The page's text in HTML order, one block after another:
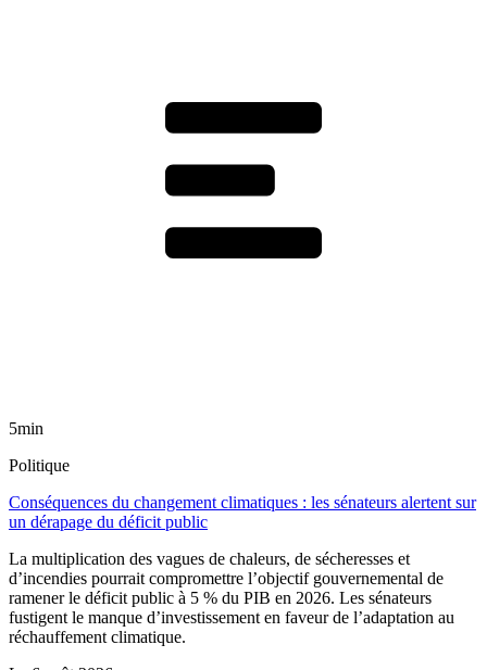
5min
Politique
Conséquences du changement climatiques : les sénateurs alertent sur
un dérapage du déficit public
La multiplication des vagues de chaleurs, de sécheresses et
d’incendies pourrait compromettre l’objectif gouvernemental de
ramener le déficit public à 5 % du PIB en 2026. Les sénateurs
fustigent le manque d’investissement en faveur de l’adaptation au
réchauffement climatique.